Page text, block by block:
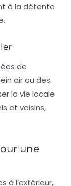
à la détente
de
air ou des
la vie locale
et voisins,
une
à l’extérieur,